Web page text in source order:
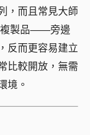
，而且常見大師
複製品——旁邊
反而更容易建立
比較開放，無需
境。